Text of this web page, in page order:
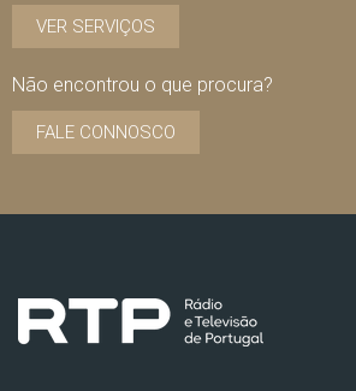
VER SERVIÇOS
Não encontrou o que procura?
FALE CONNOSCO